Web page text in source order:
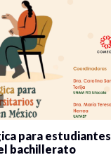
para estudiantes
bachillerato